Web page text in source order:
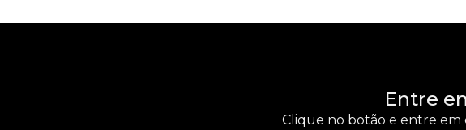
Entre
Clique no botão e entre